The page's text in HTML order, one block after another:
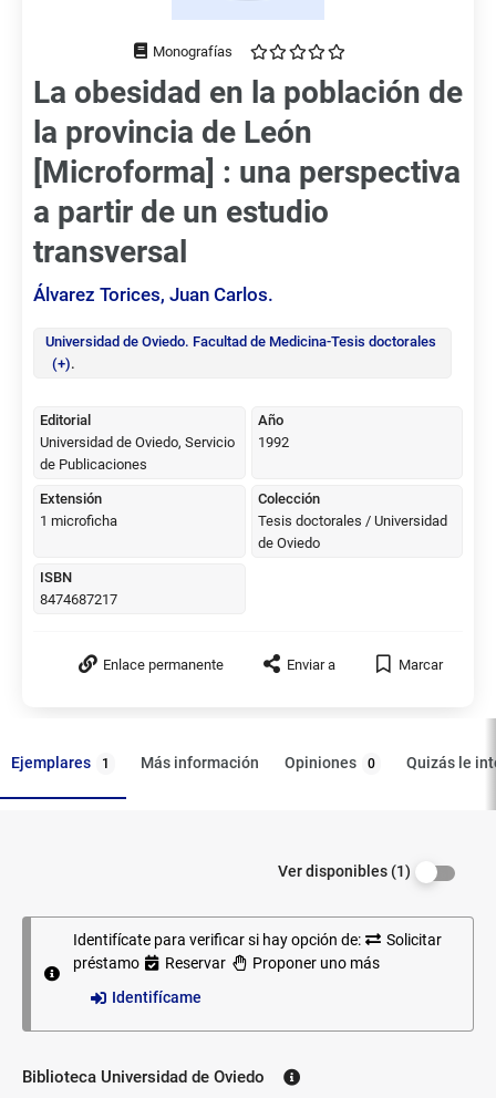
Tipo
documento
La obesidad en la población de
la provincia de León
[Microforma] : una perspectiva
a partir de un estudio
transversal
Álvarez Torices, Juan Carlos.
Universidad de Oviedo. Facultad de Medicina-Tesis doctorales
(+).
Editorial
Universidad de Oviedo, Servicio
de Publicaciones
Año
1992
Extensión
1 microficha
Colección
Tesis doctorales / Universidad
de Oviedo
ISBN
8474687217
Enlace permanente Enviar a Marcar
Ejemplares 1 Más información Opiniones 0 Quizás le
ejemplares
Ver disponibles (1)
Identifícate para verificar si hay opción de:
Solicitar
préstamo
Reservar
Proponer uno más
Identifícame
Biblioteca:
Biblioteca Universidad de Oviedo